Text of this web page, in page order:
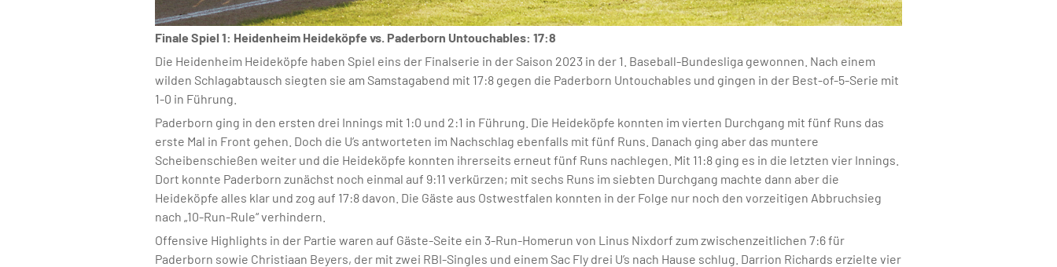
Finale Spiel 1: Heidenheim Heideköpfe vs. Paderborn Untouchables: 17:8
Die Heidenheim Heideköpfe haben Spiel eins der Finalserie in der Saison 2023 in der 1. Baseball-Bundesliga gewonnen. Nach einem
wilden Schlagabtausch siegten sie am Samstagabend mit 17:8 gegen die Paderborn Untouchables und gingen in der Best-of-5-Serie mit
1-0 in Führung.
Paderborn ging in den ersten drei Innings mit 1:0 und 2:1 in Führung. Die Heideköpfe konnten im vierten Durchgang mit fünf Runs das
erste Mal in Front gehen. Doch die U’s antworteten im Nachschlag ebenfalls mit fünf Runs. Danach ging aber das muntere
Scheibenschießen weiter und die Heideköpfe konnten ihrerseits erneut fünf Runs nachlegen. Mit 11:8 ging es in die letzten vier Innings.
Dort konnte Paderborn zunächst noch einmal auf 9:11 verkürzen; mit sechs Runs im siebten Durchgang machte dann aber die
Heideköpfe alles klar und zog auf 17:8 davon. Die Gäste aus Ostwestfalen konnten in der Folge nur noch den vorzeitigen Abbruchsieg
nach „10-Run-Rule“ verhindern.
Offensive Highlights in der Partie waren auf Gäste-Seite ein 3-Run-Homerun von Linus Nixdorf zum zwischenzeitlichen 7:6 für
Paderborn sowie Christiaan Beyers, der mit zwei RBI-Singles und einem Sac Fly drei U’s nach Hause schlug. Darrion Richards erzielte vier